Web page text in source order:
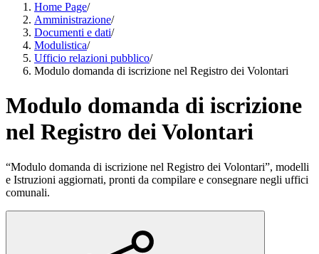
Home Page/
Amministrazione/
Documenti e dati/
Modulistica/
Ufficio relazioni pubblico/
Modulo domanda di iscrizione nel Registro dei Volontari
Modulo domanda di iscrizione
nel Registro dei Volontari
“Modulo domanda di iscrizione nel Registro dei Volontari”, modelli
e Istruzioni aggiornati, pronti da compilare e consegnare negli uffici
comunali.